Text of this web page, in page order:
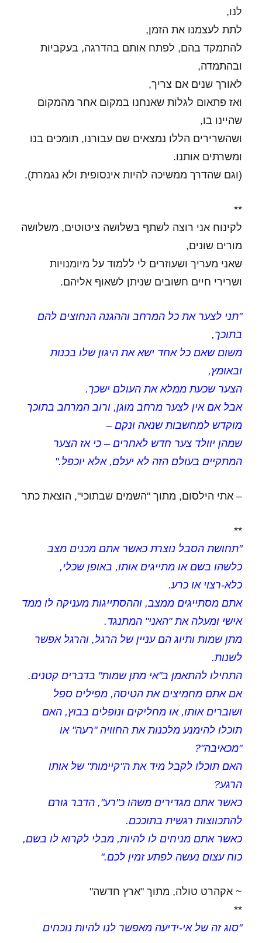
לנו,
לתת לעצמנו את הזמן,
להתמקד בהם, לפתח אותם בהדרגה, בעקביות
ובהתמדה,
לאורך שנים אם צריך,
ואז פתאום לגלות שאנחנו במקום אחר מהמקום
שהיינו בו,
ושהשרירים הללו נמצאים שם עבורנו, תומכים בנו
ומשרתים אותנו.
(וגם שהדרך ממשיכה להיות אינסופית ולא נגמרת).
**
לקינוח אני רוצה לשתף בשלושה ציטוטים, משלושה
מורים שונים,
שאני מעריך ושעוזרים לי ללמוד על מיומנויות
ושרירי חיים חשובים שניתן לשאוף אליהם.
"תני לצער את כל המרחב וההגנה הנחוצים להם
בתוכך,
משום שאם כל אחד ישא את היגון שלו בכנות
ובאומץ,
הצער שכעת ממלא את העולם ישכך.
אבל אם אין לצער מרחב מוגן, ורוב המרחב בתוכך
מוקדש למחשבות שנאה ונקם –
שמהן יוולד צער חדש לאחרים – כי אז הצער
המתקיים בעולם הזה לא יעלם, אלא יוכפל."
– אתי הילסום, מתוך "השמים שבתוכי", הוצאת כתר
**
"תחושת הסבל נוצרת כאשר אתם מכנים מצב
כלשהו בשם או מתייגים אותו, באופן שכלי,
כלא-רצוי או כרע.
אתם מסתייגים ממצב, וההסתייגות מעניקה לו ממד
אישי ומעלה את "האני" המתנגד.
מתן שמות ותיוג הם עניין של הרגל, והרגל אפשר
לשנות.
התחילו להתאמן ב"אי מתן שמות" בדברים קטנים.
אם אתם מחמיצים את הטיסה, מפילים ספל
ושוברים אותו, או מחליקים ונופלים בבוץ, האם
תוכלו להימנע מלכנות את החוויה "רעה" או
"מכאיבה"?
האם תוכלו לקבל מיד את ה"קיימות" של אותו
הרגע?
כאשר אתם מגדירים משהו כ"רע", הדבר גורם
להתכווצות רגשית בתוככם.
כאשר אתם מניחים לו להיות, מבלי לקרוא לו בשם,
כוח עצום נעשה לפתע זמין לכם."
~ אקהרט טולה, מתוך "ארץ חדשה"
**
"סוג זה של אי-ידיעה מאפשר לנו להיות נוכחים